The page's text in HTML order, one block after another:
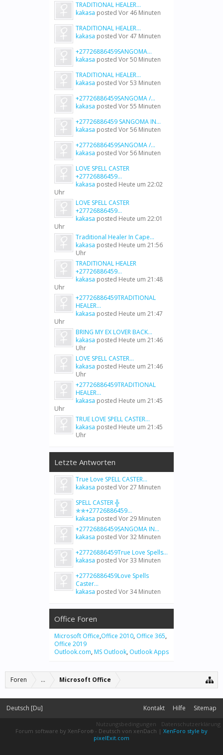
TRADITIONAL HEALER...
kakasa posted Vor 46 Minuten
TRADITIONAL HEALER...
kakasa posted Vor 47 Minuten
+27726886459SANGOMA...
kakasa posted Vor 50 Minuten
TRADITIONAL HEALER...
kakasa posted Vor 53 Minuten
+27726886459SANGOMA /...
kakasa posted Vor 55 Minuten
+27726886459 SANGOMA IN...
kakasa posted Vor 56 Minuten
+27726886459SANGOMA /...
kakasa posted Vor 56 Minuten
LOVE SPELL CASTER
+27726886459...
kakasa posted Heute um 22:02
Uhr
LOVE SPELL CASTER
+27726886459...
kakasa posted Heute um 22:01
Uhr
Traditional Healer In Cape...
kakasa posted Heute um 21:56
Uhr
TRADITIONAL HEALER
+27726886459...
kakasa posted Heute um 21:48
Uhr
+27726886459TRADITIONAL
HEALER...
kakasa posted Heute um 21:47
Uhr
BRING MY EX LOVER BACK...
kakasa posted Heute um 21:46
Uhr
LOVE SPELL CASTER...
kakasa posted Heute um 21:46
Uhr
+27726886459TRADITIONAL
HEALER...
kakasa posted Heute um 21:45
Uhr
TRUE LOVE SPELL CASTER...
kakasa posted Heute um 21:45
Uhr
Letzte Antworten
True Love SPELL CASTER...
kakasa posted Vor 27 Minuten
SPELL CASTER ╬
✯✯+27726886459...
kakasa posted Vor 29 Minuten
+27726886459SANGOMA IN...
kakasa posted Vor 32 Minuten
+27726886459True Love Spells...
kakasa posted Vor 33 Minuten
+27726886459Love Spells
Caster...
kakasa posted Vor 34 Minuten
Office Foren
Microsoft Office,Office 2010, Office 365,
Office 2019
Outlook.com, MS Outlook, Outlook Apps
Foren ... Microsoft Office
Deutsch [Du] Kontakt Hilfe Sitemap
Nutzungsbedingungen
Datenschutzerklärung
Forum software by XenForo® - Deutsch von xenDach | XenForo style by
pixelExit.com